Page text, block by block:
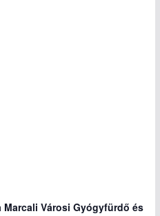
Városi Gyógyfürdő és